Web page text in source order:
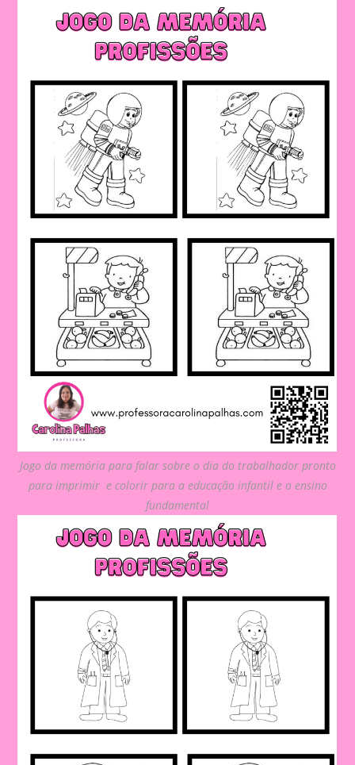
Jogo da memória para falar sobre o dia do trabalhador pronto
para imprimir e colorir para a educação infantil e o ensino
fundamental